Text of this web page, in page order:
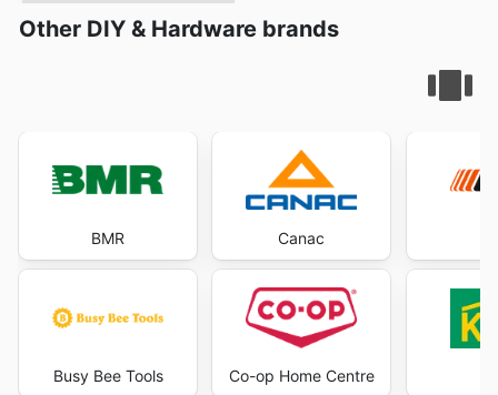
Other DIY & Hardware brands
BMR
Busy Bee Tools
Canac
Co-op Home Centre